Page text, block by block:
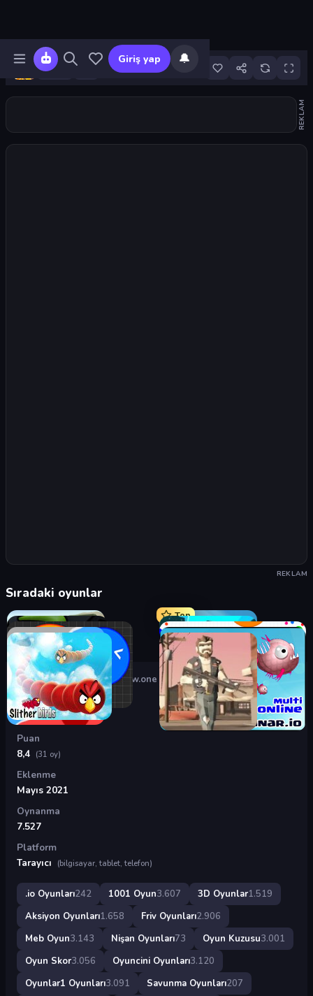
Giriş yap 🔔
26
REKLAM
REKLAM
Sıradaki oyunlar
Top
Oyunlar›.io Oyunları›Narrow.one
Narrow.one
Puan
8,4 (31 oy)
Eklenme
Mayıs 2021
Oynanma
7.527
Platform
Tarayıcı
(bilgisayar, tablet, telefon)
.io Oyunları242 1001 Oyun3.607 3D Oyunlar1.519
Aksiyon Oyunları1.658 Friv Oyunları2.906
Meb Oyun3.143 Nişan Oyunları73 Oyun Kuzusu3.001
Oyun Skor3.056 Oyuncini Oyunları3.120
Oyunlar1 Oyunları3.091 Savunma Oyunları207